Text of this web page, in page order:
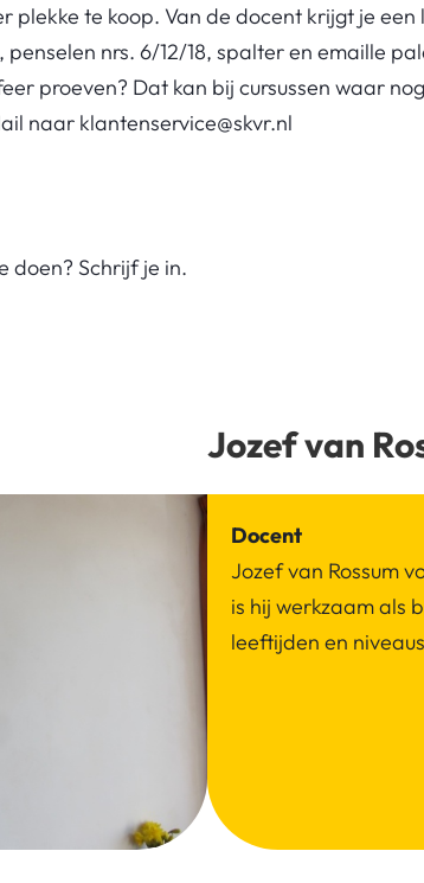
plekke te koop. Van de docent krijgt je
penselen nrs. 6/12/18, spalter en emaille
proeven? Dat kan bij cursussen waar
naar klantenservice@skvr.nl
doen? Schrijf je in.
Jozef van
Docent
Jozef van Rossum
is hij werkzaam als
leeftijden en